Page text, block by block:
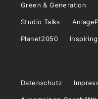
Green & Generation
Studio Talks
Planet2050
Datenschutz